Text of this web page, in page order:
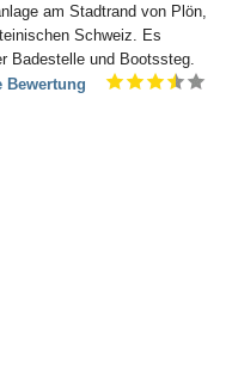
am Stadtrand von Plön,
Schweiz. Es
Badestelle und Bootssteg.
Bewertung